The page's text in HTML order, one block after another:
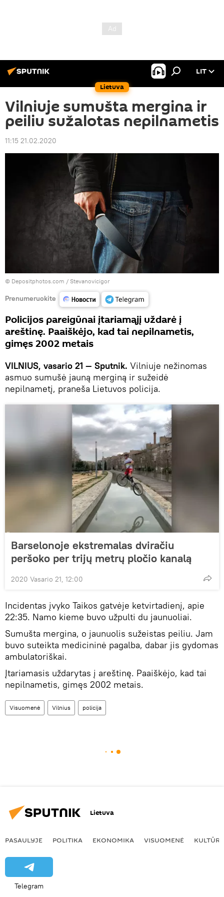
Lietuva
LIT
Vilniuje sumušta mergina ir
peiliu sužalotas nepilnametis
11:15 21.02.2020
© Depositphotos.com / Stevanovicigor
Prenumeruokite
Policijos pareigūnai įtariamąjį uždarė į
areštinę. Paaiškėjo, kad tai nepilnametis,
gimęs 2002 metais
VILNIUS, vasario 21 — Sputnik. Vilniuje nežinomas
asmuo sumušė jauną merginą ir sužeidė
nepilnametį, praneša Lietuvos policija.
Barselonoje ekstremalas dviračiu
peršoko per trijų metrų pločio kanalą
2020 Vasario 21, 12:00
Incidentas įvyko Taikos gatvėje ketvirtadienį, apie
22:35. Namo kieme buvo užpulti du jaunuoliai.
Sumušta mergina, o jaunuolis sužeistas peiliu. Jam
buvo suteikta medicininė pagalba, dabar jis gydomas
ambulatoriškai.
Įtariamasis uždarytas į areštinę. Paaiškėjo, kad tai
nepilnametis, gimęs 2002 metais.
Visuomenė Vilnius policija
Lietuva
PASAULYJE POLITIKA EKONOMIKA VISUOMENĖ KULTŪRA
Telegram